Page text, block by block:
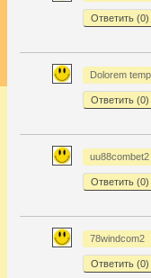
Ответить (0)
Dolorem
Ответить (0)
uu88combet2
Ответить (0)
78windcom2
Ответить (0)